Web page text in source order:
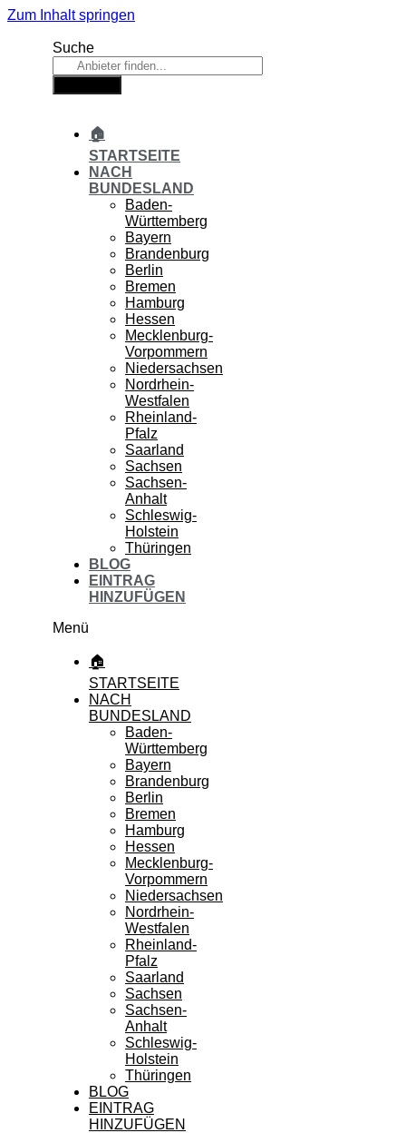
Zum Inhalt springen
Suche
🏠
STARTSEITE
NACH
BUNDESLAND
Baden-
Württemberg
Bayern
Brandenburg
Berlin
Bremen
Hamburg
Hessen
Mecklenburg-
Vorpommern
Niedersachsen
Nordrhein-
Westfalen
Rheinland-
Pfalz
Saarland
Sachsen
Sachsen-
Anhalt
Schleswig-
Holstein
Thüringen
BLOG
EINTRAG
HINZUFÜGEN
Menü
🏠
STARTSEITE
NACH
BUNDESLAND
Baden-
Württemberg
Bayern
Brandenburg
Berlin
Bremen
Hamburg
Hessen
Mecklenburg-
Vorpommern
Niedersachsen
Nordrhein-
Westfalen
Rheinland-
Pfalz
Saarland
Sachsen
Sachsen-
Anhalt
Schleswig-
Holstein
Thüringen
BLOG
EINTRAG
HINZUFÜGEN